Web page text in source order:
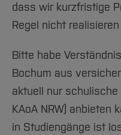
dass wir kurzfristige
Regel nicht
Bitte habe
Bochum aus
aktuell nur
KAoA NRW) anbieten
in Studiengänge ist